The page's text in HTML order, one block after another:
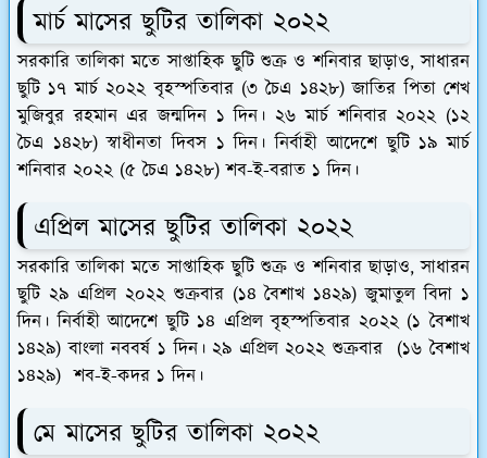
মার্চ মাসের ছুটির তালিকা ২০২২
সরকারি তালিকা মতে সাপ্তাহিক ছুটি শুক্র ও শনিবার ছাড়াও, সাধারন
ছুটি ১৭ মার্চ ২০২২ বৃহস্পতিবার (৩ চৈএ ১৪২৮) জাতির পিতা শেখ
মুজিবুর রহমান এর জন্মদিন ১ দিন। ২৬ মার্চ শনিবার ২০২২ (১২
চৈএ ১৪২৮) স্বাধীনতা দিবস ১ দিন। নির্বাহী আদেশে ছুটি ১৯ মার্চ
শনিবার ২০২২ (৫ চৈএ ১৪২৮) শব-ই-বরাত ১ দিন।
এপ্রিল মাসের ছুটির তালিকা ২০২২
সরকারি তালিকা মতে সাপ্তাহিক ছুটি শুক্র ও শনিবার ছাড়াও, সাধারন
ছুটি ২৯ এপ্রিল ২০২২ শুক্রবার (১৪ বৈশাখ ১৪২৯) জুমাতুল বিদা ১
দিন। নির্বাহী আদেশে ছুটি ১৪ এপ্রিল বৃহস্পতিবার ২০২২ (১ বৈশাখ
১৪২৯) বাংলা নববর্ষ ১ দিন। ২৯ এপ্রিল ২০২২ শুক্রবার (১৬ বৈশাখ
১৪২৯) শব-ই-কদর ১ দিন।
মে মাসের ছুটির তালিকা ২০২২